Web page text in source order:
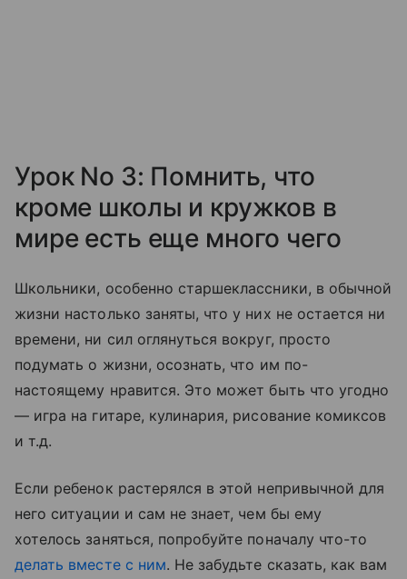
Урок No 3: Помнить, что
кроме школы и кружков в
мире есть еще много чего
Школьники, особенно старшеклассники, в обычной
жизни настолько заняты, что у них не остается ни
времени, ни сил оглянуться вокруг, просто
подумать о жизни, осознать, что им по-
настоящему нравится. Это может быть что угодно
— игра на гитаре, кулинария, рисование комиксов
и т.д.
Если ребенок растерялся в этой непривычной для
него ситуации и сам не знает, чем бы ему
хотелось заняться, попробуйте поначалу что-то
делать вместе с ним. Не забудьте сказать, как вам